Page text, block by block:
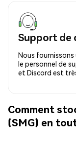
Support de
Nous fournissons
le personnel de
et Discord est
Comment
(SMG) en